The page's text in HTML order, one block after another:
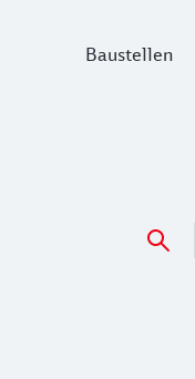
Baustellen